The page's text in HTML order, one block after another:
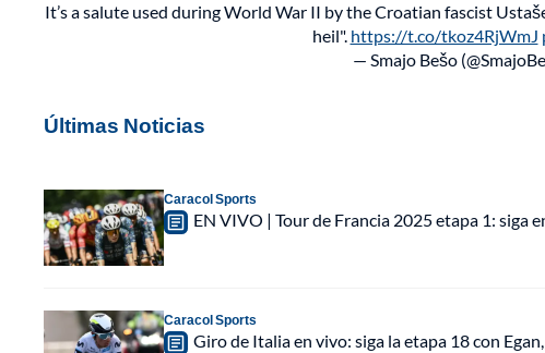
It’s a salute used during World War II by the Croatian fascist
heil". https://t.co/tkoz4RjWmJ
— Smajo Bešo
Últimas Noticias
Caracol Sports
EN VIVO | Tour de Francia 2025 etapa 1: siga
Caracol Sports
Giro de Italia en vivo: siga la etapa 18 con